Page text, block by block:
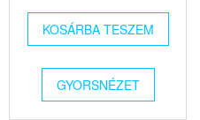
KOSÁRBA TESZEM
GYORSNÉZET